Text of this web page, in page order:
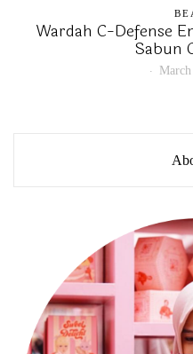
Wardah C-Defense
Sabun